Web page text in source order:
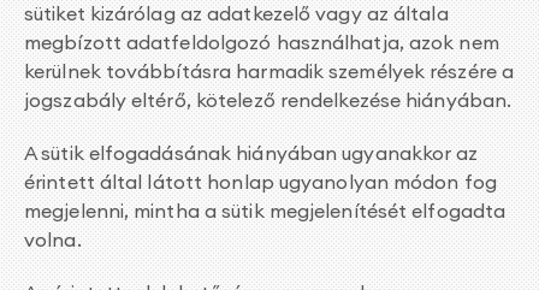
sütiket kizárólag az adatkezelő vagy az általa
megbízott adatfeldolgozó használhatja, azok nem
kerülnek továbbításra harmadik személyek részére a
jogszabály eltérő, kötelező rendelkezése hiányában.
A sütik elfogadásának hiányában ugyanakkor az
érintett által látott honlap ugyanolyan módon fog
megjelenni, mintha a sütik megjelenítését elfogadta
volna.